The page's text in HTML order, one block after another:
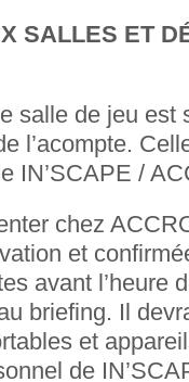
SALLES ET
salle de jeu
l’acompte.
IN’SCAPE /
chez
et
avant l’heure
briefing. Il
et
de